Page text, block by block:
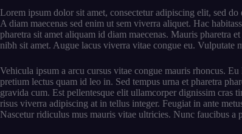
Lorem ipsum dolor sit amet, consectetur adipiscing elit, sed
A diam maecenas sed enim ut sem viverra aliquet. Hac
pharetra sit amet aliquam id diam maecenas. Mauris pharetra
nibh sit amet. Augue lacus viverra vitae congue eu. Vulputate
Vehicula ipsum a arcu cursus vitae congue mauris rhoncus.
pretium lectus quam id leo in. Sed tempus urna et pharetra
gravida cum. Est pellentesque elit ullamcorper dignissim cras
risus viverra adipiscing at in tellus integer. Feugiat in ante
Nascetur ridiculus mus mauris vitae ultricies. Nunc faucibus a